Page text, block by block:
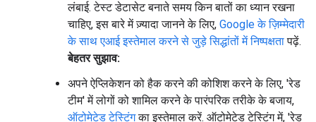
लंबाई. टेस्ट डेटासेट बनाते समय किन बातों का ध्यान रखना
चाहिए, इस बारे में ज़्यादा जानने के लिए, Google के ज़िम्मेदारी
के साथ एआई इस्तेमाल करने से जुड़े सिद्धांतों में निष्पक्षतापढ़ें.
बेहतर सुझाव:
अपने ऐप्लिकेशन को हैक करने की कोशिश करने के लिए, 'रेड
टीम' में लोगों को शामिल करने के पारंपरिक तरीके के बजाय,
ऑटोमेटेड टेस्टिंगका इस्तेमाल करें. ऑटोमेटेड टेस्टिंग में, 'रेड